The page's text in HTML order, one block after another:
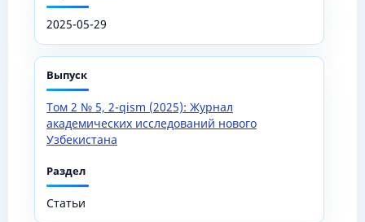
2025-05-29
Выпуск
Том 2 № 5, 2-qism (2025): Журнал
академических исследований нового
Узбекистана
Раздел
Статьи